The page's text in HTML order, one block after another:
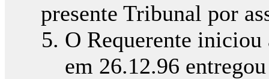
presente Tribunal por
O Requerente
em 26.12.96